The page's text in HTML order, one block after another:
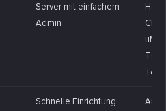
Server mit einfachem
Admin
Schnelle Einrichtung